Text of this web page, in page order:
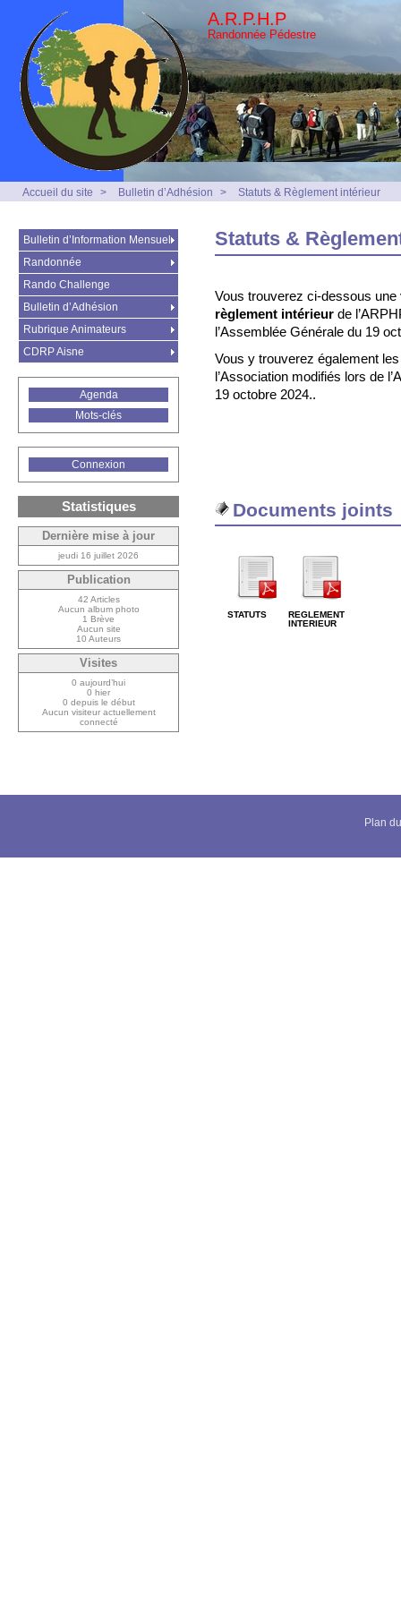
A.R.P.H.P
Randonnée Pédestre
Accueil du site > Bulletin d’Adhésion > Statuts & Règlement intérieur
Statuts &
Vous trouverez ci-dessous une
règlement intérieur de
l’Assemblée Générale du 19
Vous y trouverez également
l’Association modifiés lors de
19 octobre 2024..
Documents joints
STATUTS
REGLEMENT
INTERIEUR
Bulletin d’Information Mensuel
Randonnée
Rando Challenge
Bulletin d’Adhésion
Rubrique Animateurs
CDRP Aisne
Agenda
Mots-clés
Connexion
Statistiques
Dernière mise à jour
jeudi 16 juillet 2026
Publication
42 Articles
Aucun album photo
1 Brève
Aucun site
10 Auteurs
Visites
0 aujourd’hui
0 hier
0 depuis le début
Aucun visiteur actuellement
connecté
Plan